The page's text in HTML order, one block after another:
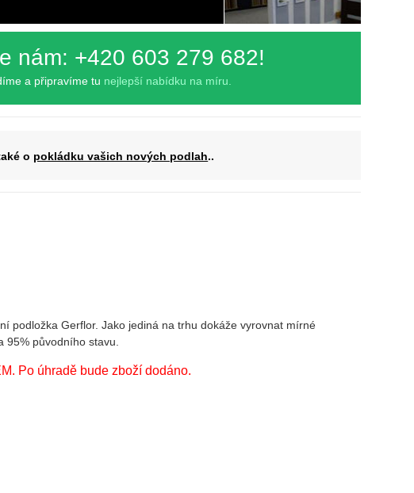
nám: +420 603 279 682!
a připravíme tu nejlepší nabídku na míru.
o pokládku vašich nových podlah..
podložka Gerflor. Jako jediná na trhu dokáže vyrovnat mírné
95% původního stavu.
Po úhradě bude zboží dodáno.